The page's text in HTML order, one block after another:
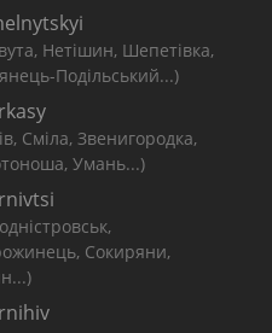
Нетішин, Шепетівка,
Подільський...)
Сміла, Звенигородка,
Умань...)
Сокиряни,